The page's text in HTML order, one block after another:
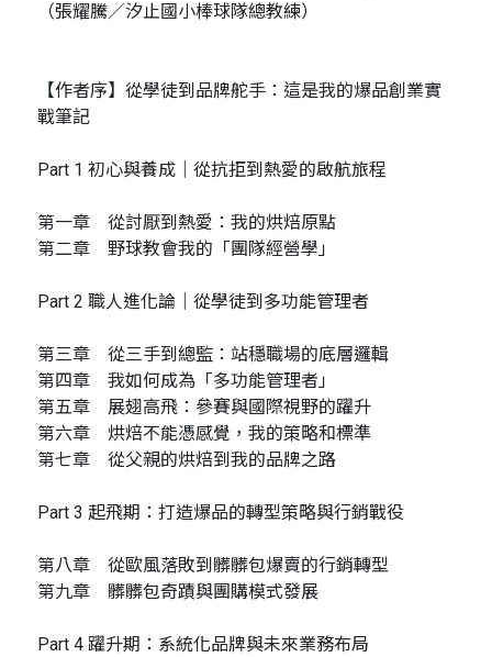
（張耀騰／汐止國小棒球隊總教練）
【作者序】從學徒到品牌舵手：這是我的爆品創業實
戰筆記
Part 1 初心與養成｜從抗拒到熱愛的啟航旅程
第一章 從討厭到熱愛：我的烘焙原點
第二章 野球教會我的「團隊經營學」
Part 2 職人進化論｜從學徒到多功能管理者
第三章 從三手到總監：站穩職場的底層邏輯
第四章 我如何成為「多功能管理者」
第五章 展翅高飛：參賽與國際視野的躍升
第六章 烘焙不能憑感覺，我的策略和標準
第七章 從父親的烘焙到我的品牌之路
Part 3 起飛期：打造爆品的轉型策略與行銷戰役
第八章 從歐風落敗到髒髒包爆賣的行銷轉型
第九章 髒髒包奇蹟與團購模式發展
Part 4 躍升期：系統化品牌與未來業務布局